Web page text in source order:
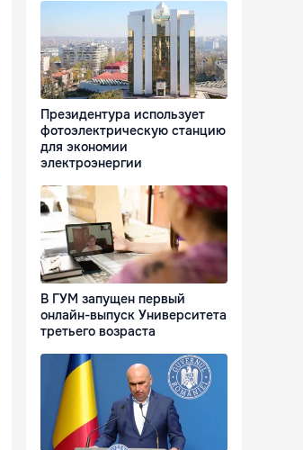
Президентура использует
фотоэлектрическую станцию
для экономии
электроэнергии
В ГУМ запущен первый
онлайн-выпуск Университета
третьего возраста